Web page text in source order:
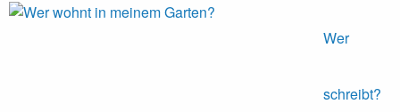
Wer
schreibt?